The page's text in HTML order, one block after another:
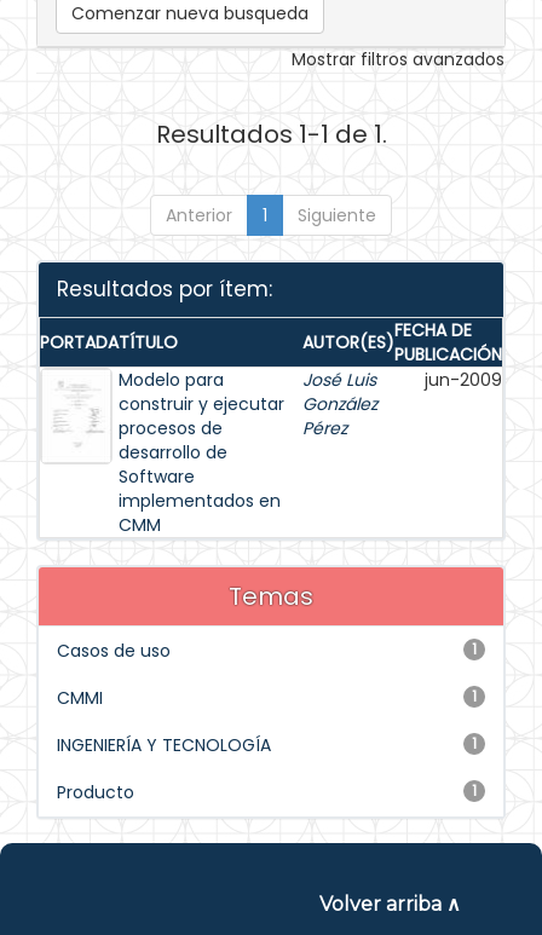
Comenzar nueva busqueda
Mostrar filtros avanzados
Resultados 1-1 de 1.
Anterior 1 Siguiente
Resultados por ítem:
PORTADATÍTULO AUTOR(ES)FECHA DE
PUBLICACIÓN
Modelo para
construir y ejecutar
procesos de
desarrollo de
Software
implementados en
CMM
José Luis
González
Pérez
jun-2009
Temas
1
Casos de uso
1
CMMI
1
INGENIERÍA Y TECNOLOGÍA
1
Producto
Volver arriba ∧